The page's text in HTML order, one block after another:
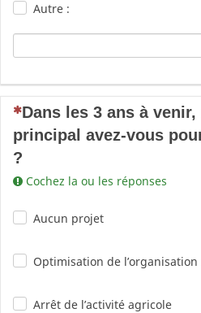
Autre :
(Cette question est obligatoire)
Dans les 3 ans à
principal avez-vous
?
Cochez la ou les réponses
Aucun projet
Optimisation de
Arrêt de l’activité agricole